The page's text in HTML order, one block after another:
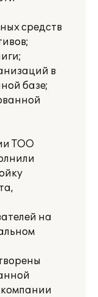
средств
в
базе;
ТОО
на